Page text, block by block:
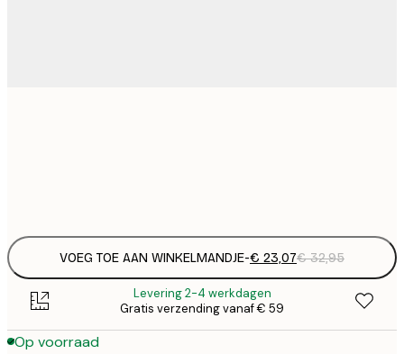
VOEG TOE AAN WINKELMANDJE-€ 23,07€ 32,95
Levering 2-4 werkdagen
Gratis verzending vanaf € 59
Op voorraad